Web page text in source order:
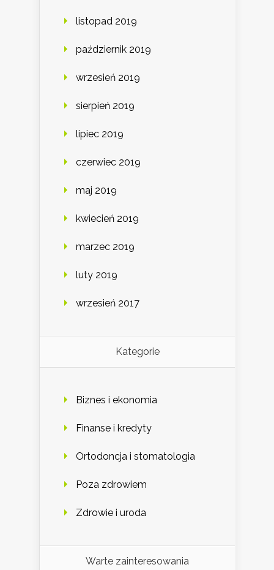
listopad 2019
październik 2019
wrzesień 2019
sierpień 2019
lipiec 2019
czerwiec 2019
maj 2019
kwiecień 2019
marzec 2019
luty 2019
wrzesień 2017
Kategorie
Biznes i ekonomia
Finanse i kredyty
Ortodoncja i stomatologia
Poza zdrowiem
Zdrowie i uroda
Warte zainteresowania